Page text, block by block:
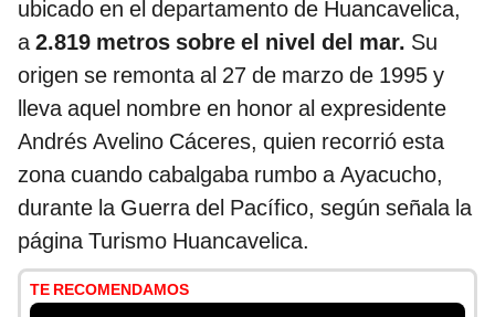
ubicado en el departamento de Huancavelica,
a2.819 metros sobre el nivel del mar. Su
origen se remonta al 27 de marzo de 1995 y
lleva aquel nombre en honor al expresidente
Andrés Avelino Cáceres, quien recorrió esta
zona cuando cabalgaba rumbo a Ayacucho,
durante la Guerra del Pacífico, según señala la
página Turismo Huancavelica.
TE RECOMENDAMOS